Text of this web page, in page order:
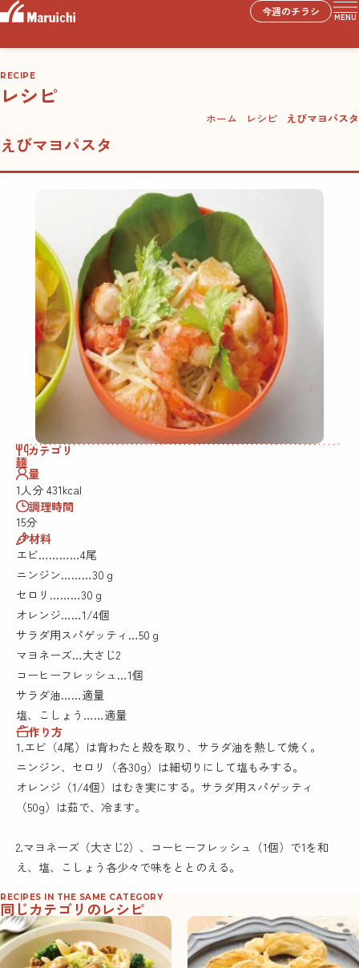
今週のチラシ MENU
RECIPE
レシピ
ホーム レシピ えびマヨパスタ
えびマヨパスタ
カテゴリ
麺
量
1人分 431kcal
調理時間
15分
材料
エビ…………4尾
ニンジン………30ｇ
セロリ………30ｇ
オレンジ……1/4個
サラダ用スパゲッティ…50ｇ
マヨネーズ…大さじ2
コーヒーフレッシュ…1個
サラダ油……適量
塩、こしょう……適量
作り方
1.エビ（4尾）は背わたと殻を取り、サラダ油を熱して焼く。
ニンジン、セロリ（各30g）は細切りにして塩もみする。
オレンジ（1/4個）はむき実にする。サラダ用スパゲッティ
（50g）は茹で、冷ます。
2.マヨネーズ（大さじ2）、コーヒーフレッシュ（1個）で1を和
え、塩、こしょう各少々で味をととのえる。
RECIPES IN THE SAME CATEGORY
同じカテゴリのレシピ